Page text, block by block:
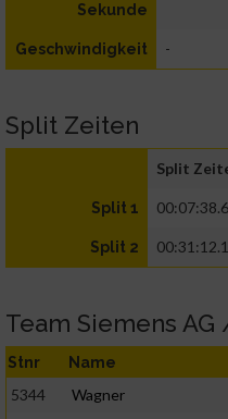
Sekunde
Geschwindigkeit -
Split Zeiten
Split
Split 1 00:07:38.6
Split 2 00:31:12.1
Team Siemens
Stnr Name
5344 Wagner